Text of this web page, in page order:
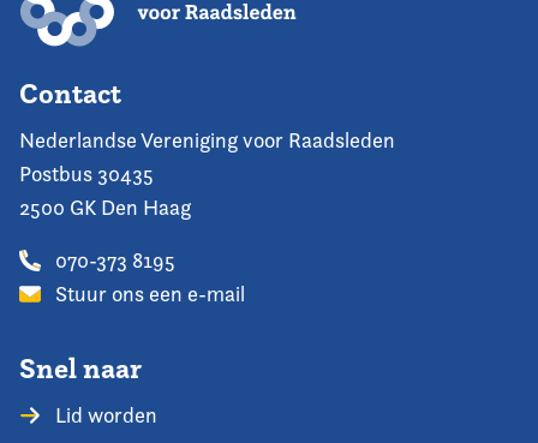
Contact
Nederlandse Vereniging voor Raadsleden
Postbus 30435
2500 GK Den Haag
070-373 8195
Stuur ons een e-mail
Snel naar
Lid worden